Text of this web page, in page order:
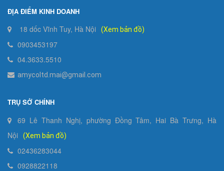
ĐỊA ĐIỂM KINH DOANH
18 dốc Vĩnh Tuy, Hà Nội (Xem bản đồ)
0903453197
04.3633.5510
amycoltd.mai@gmail.com
TRỤ SỞ CHÍNH
69 Lê Thanh Nghị, phường Đồng Tâm, Hai Bà Trưng, Hà
Nội
(Xem bản đồ)
02436283044
0928822118